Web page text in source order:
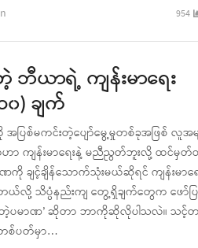
954
ယာရဲ့ ကျန်းမာရေး
၀) ချက်
ပြစ်မကင်းတဲ့ပျော်မွေ့မှုတစ်ခုအဖြစ် လူအမ
ကျန်းမာရေးနဲ့ မညီညွတ်ဘူးလို့ ထင်မှတ်
ချင့်ချိန်သောက်သုံးမယ်ဆိုရင် ကျန်းမာရ
ယ်လို့ သိပ္ပံနည်းကျ တွေ့ရှိချက်တွေက ဖော်ပြ
တဲ့ပမာဏ’ ဆိုတာ ဘာကိုဆိုလိုပါသလဲ။ သင့်
စ်ပတ်မှာ…